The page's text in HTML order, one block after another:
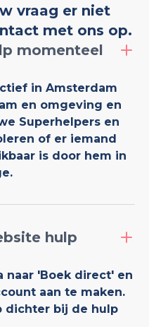
vraag er niet
met ons op.
momenteel
in Amsterdam
en omgeving en
Superhelpers en
of er iemand
is door hem in
hulp
naar 'Boek direct' en
aan te maken.
dichter bij de hulp